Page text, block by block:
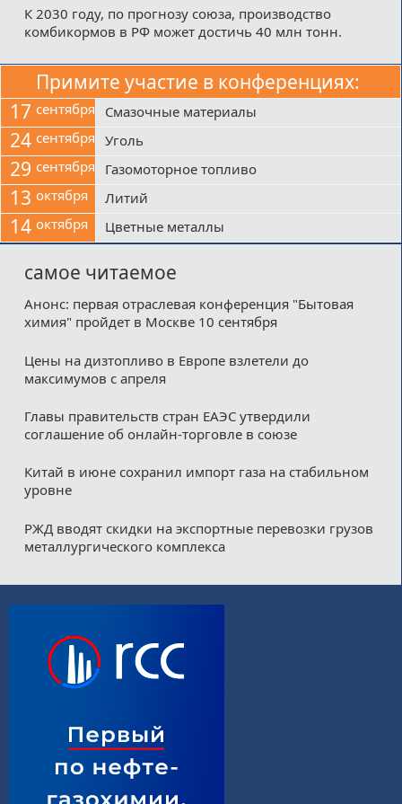
К 2030 году, по прогнозу союза, производство
комбикормов в РФ может достичь 40 млн тонн.
Примите участие в конференциях:
17 сентября Смазочные материалы
24 сентября Уголь
29 сентября Газомоторное топливо
13 октября Литий
14 октября Цветные металлы
самое читаемое
Анонс: первая отраслевая конференция "Бытовая
химия" пройдет в Москве 10 сентября
Цены на дизтопливо в Европе взлетели до
максимумов с апреля
Главы правительств стран ЕАЭС утвердили
соглашение об онлайн-торговле в союзе
Китай в июне сохранил импорт газа на стабильном
уровне
РЖД вводят скидки на экспортные перевозки грузов
металлургического комплекса